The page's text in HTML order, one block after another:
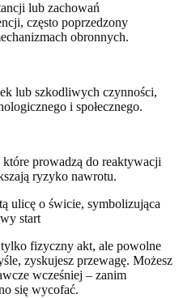
lub zachowań
często poprzedzony
obronnych.
lub szkodliwych czynności,
i społecznego.
które prowadzą do reaktywacji
ryzyko nawrotu.
fizyczny akt, ale powolne
zyskujesz przewagę. Możesz
wcześniej – zanim
się wycofać.